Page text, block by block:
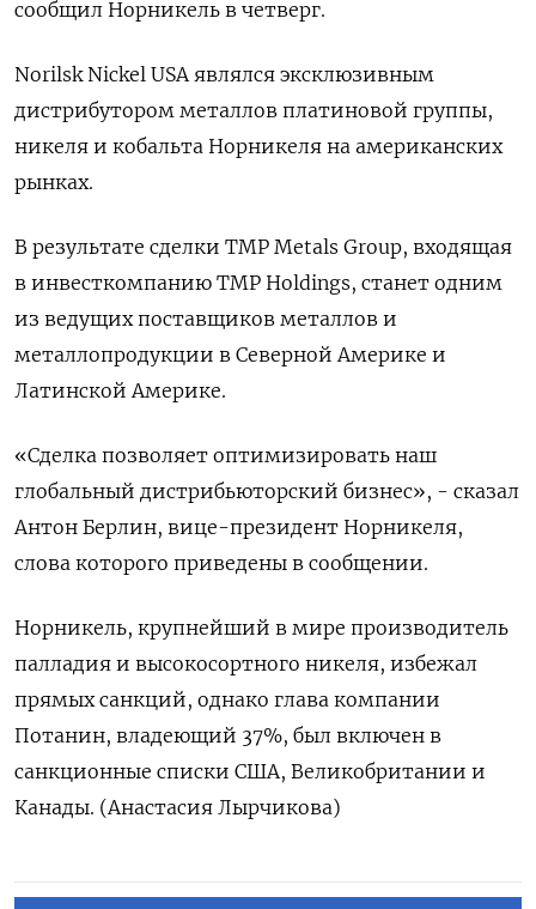
сообщил Норникель в четверг.
Norilsk Nickel USA являлся эксклюзивным
дистрибутором металлов платиновой группы,
никеля и кобальта Норникеля на американских
рынках.
В результате сделки TMP Metals Group, входящая
в инвесткомпанию TMP Holdings, станет одним
из ведущих поставщиков металлов и
металлопродукции в Северной Америке и
Латинской Америке.
«Сделка позволяет оптимизировать наш
глобальный дистрибьюторский бизнес», - сказал
Антон Берлин, вице-президент Норникеля,
слова которого приведены в сообщении.
Норникель, крупнейший в мире производитель
палладия и высокосортного никеля, избежал
прямых санкций, однако глава компании
Потанин, владеющий 37%, был включен в
санкционные списки США, Великобритании и
Канады. (Анастасия Лырчикова)